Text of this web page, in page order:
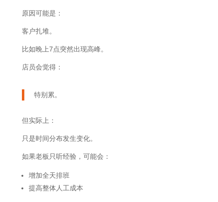
原因可能是：
客户扎堆。
比如晚上7点突然出现高峰。
店员会觉得：
特别累。
但实际上：
只是时间分布发生变化。
如果老板只听经验，可能会：
增加全天排班
提高整体人工成本